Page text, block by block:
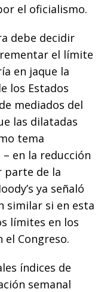
el oficialismo.
debe decidir
el límite
en jaque la
los Estados
mediados del
las dilatadas
tema
en la reducción
parte de la
ya señaló
similar si en esta
límites en los
el Congreso.
índices de
semanal